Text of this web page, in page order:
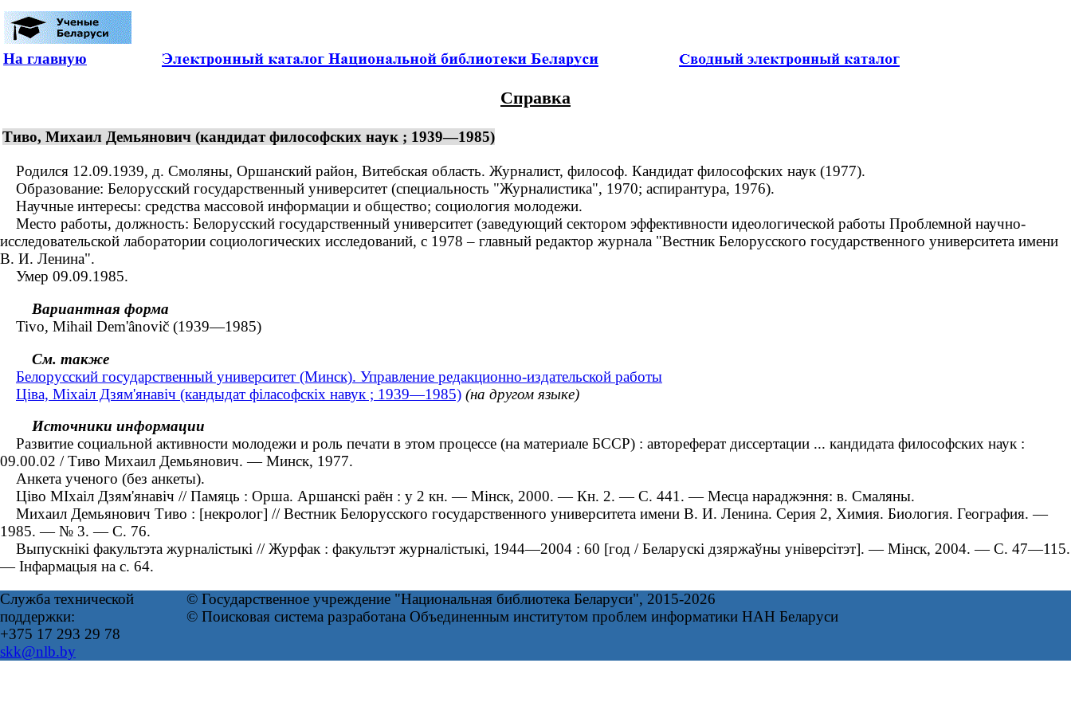
На главную
Справка
Тиво, Михаил Демьянович (кандидат философских наук ; 1939—1985)
Родился 12.09.1939, д. Смоляны, Оршанский район, Витебская область. Журналист, философ. Кандидат философских наук (1977).
Образование: Белорусский государственный университет (специальность "Журналистика", 1970; аспирантура, 1976).
Научные интересы: средства массовой информации и общество; социология молодежи.
Место работы, должность: Белорусский государственный университет (заведующий сектором эффективности идеологической работы Проблемной научно-
исследовательской лаборатории социологических исследований, с 1978 – главный редактор журнала "Вестник Белорусского государственного университета имени
В. И. Ленина".
Умер 09.09.1985.
Вариантная форма
Tivo, Mihail Dem'ânovič (1939—1985)
См. также
Белорусский государственный университет (Минск). Управление редакционно-издательской работы
Ціва, Міхаіл Дзям'янавіч (кандыдат філасофскіх навук ; 1939—1985) (на другом языке)
Источники информации
Развитие социальной активности молодежи и роль печати в этом процессе (на материале БССР) : автореферат диссертации ... кандидата философских наук :
09.00.02 / Тиво Михаил Демьянович. — Минск, 1977.
Анкета ученого (без анкеты).
Ціво МІхаіл Дзям'янавіч // Памяць : Орша. Аршанскі раён : у 2 кн. — Мінск, 2000. — Кн. 2. — С. 441. — Месца нараджэння: в. Смаляны.
Михаил Демьянович Тиво : [некролог] // Вестник Белорусского государственного университета имени В. И. Ленина. Серия 2, Химия. Биология. География. —
1985. — № 3. — С. 76.
Выпускнікі факультэта журналістыкі // Журфак : факультэт журналістыкі, 1944—2004 : 60 [год / Беларускі дзяржаўны універсітэт]. — Мінск, 2004. — С. 47—115.
— Інфармацыя на с. 64.
Служба технической
поддержки:
+375 17 293 29 78
skk@nlb.by
© Государственное учреждение "Национальная библиотека Беларуси", 2015-2026
© Поисковая система разработана Объединенным институтом проблем информатики НАН Беларуси